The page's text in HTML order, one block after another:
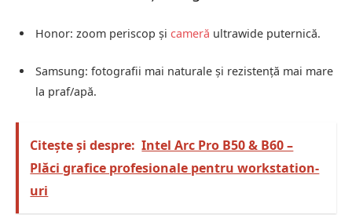
Honor: zoom periscop și cameră ultrawide puternică.
Samsung: fotografii mai naturale și rezistență mai mare
la praf/apă.
Citește și despre: Intel Arc Pro B50 & B60 –
Plăci grafice profesionale pentru workstation-
uri